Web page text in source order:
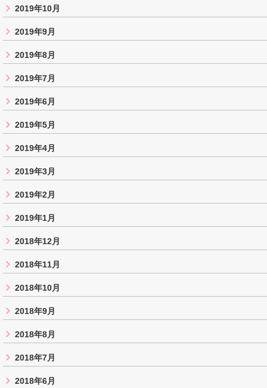
2019年10月
2019年9月
2019年8月
2019年7月
2019年6月
2019年5月
2019年4月
2019年3月
2019年2月
2019年1月
2018年12月
2018年11月
2018年10月
2018年9月
2018年8月
2018年7月
2018年6月